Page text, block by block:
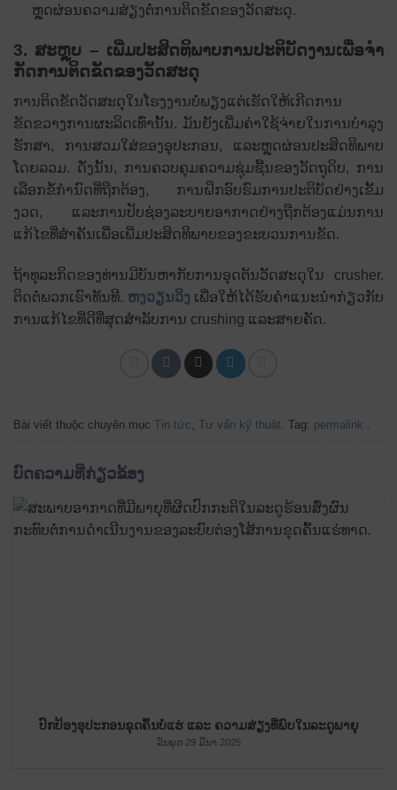
ຫຼຸດຜ່ອນຄວາມສ່ຽງຕໍ່ການຕິດຂັດຂອງວັດສະດຸ.
3. ສະຫຼຸບ – ເພີ່ມປະສິດທິພາບການປະຕິບັດງານເພື່ອຈໍາ
ກັດການຕິດຂັດຂອງວັດສະດຸ
ການຕິດຂັດວັດສະດຸໃນໂຮງງານບໍ່ພຽງແຕ່ເຮັດໃຫ້ເກີດການ
ຂັດຂວາງການຜະລິດເທົ່ານັ້ນ. ມັນຍັງເພີ່ມຄ່າໃຊ້ຈ່າຍໃນການບໍາລຸງ
ຮັກສາ, ການສວມໃສ່ຂອງອຸປະກອນ, ແລະຫຼຸດຜ່ອນປະສິດທິພາບ
ໂດຍລວມ. ດັ່ງນັ້ນ, ການຄວບຄຸມຄວາມຊຸ່ມຊື້ນຂອງວັດຖຸດິບ, ການ
ເລືອກຂໍ້ກໍານົດທີ່ຖືກຕ້ອງ, ການຝຶກອົບຮົມການປະຕິບັດຢ່າງເຂັ້ມ
ງວດ, ແລະການປັບຊ່ອງລະບາຍອາກາດຢ່າງຖືກຕ້ອງແມ່ນການ
ແກ້ໄຂທີ່ສໍາຄັນເພື່ອເພີ່ມປະສິດທິພາບຂອງຂະບວນການຂັດ.
ຖ້າທຸລະກິດຂອງທ່ານມີບັນຫາກັບການອຸດຕັນວັດສະດຸໃນ crusher.
ຕິດຕໍ່ພວກເຮົາທັນທີ. ຫງວຽນວິງ ເພື່ອໃຫ້ໄດ້ຮັບຄໍາແນະນໍາກ່ຽວກັບ
ການແກ້ໄຂທີ່ດີທີ່ສຸດສໍາລັບການ crushing ແລະສາຍຄັດ.
Bài viết thuộc chuyên mục Tin tức, Tư vấn kỹ thuật. Tag: permalink .
ບົດຄວາມທີ່ກ່ຽວຂ້ອງ
ປົກປ້ອງອຸປະກອນຂຸດຄົ້ນບໍ່ແຮ່ ແລະ ຄວາມສ່ຽງທີ່ພົບໃນລະດູພາຍຸ
ວັນພຸດ 29 ມີນາ 2025